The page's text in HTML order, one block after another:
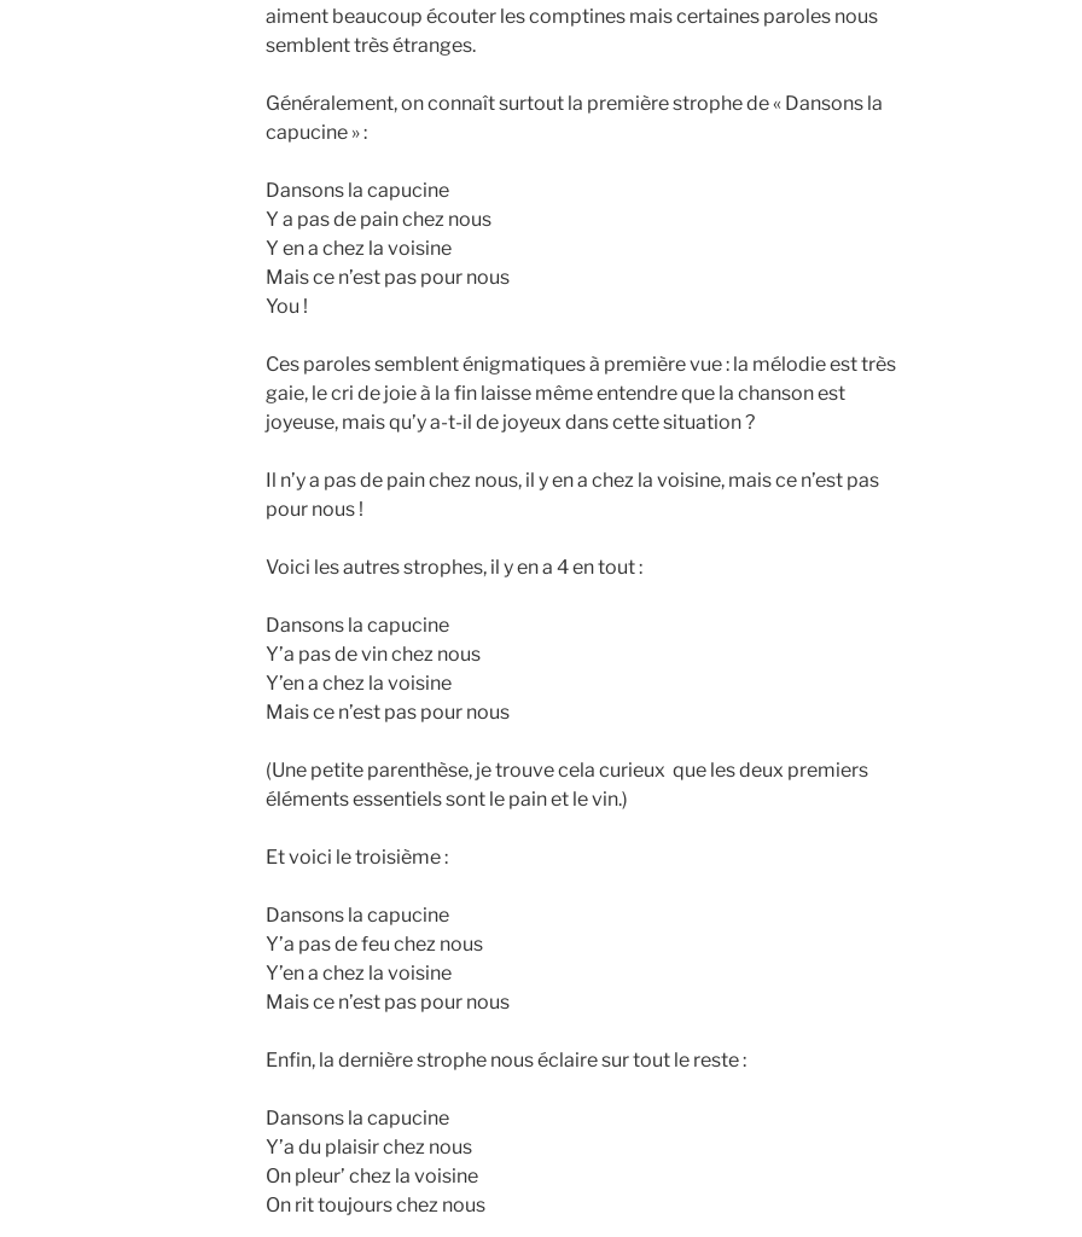
aiment beaucoup écouter les comptines mais certaines paroles nous
semblent très étranges.
Généralement, on connaît surtout la première strophe de « Dansons la
capucine » :
Dansons la capucine
Y a pas de pain chez nous
Y en a chez la voisine
Mais ce n’est pas pour nous
You !
Ces paroles semblent énigmatiques à première vue : la mélodie est très
gaie, le cri de joie à la fin laisse même entendre que la chanson est
joyeuse, mais qu’y a-t-il de joyeux dans cette situation ?
Il n’y a pas de pain chez nous, il y en a chez la voisine, mais ce n’est pas
pour nous !
Voici les autres strophes, il y en a 4 en tout :
Dansons la capucine
Y’a pas de vin chez nous
Y’en a chez la voisine
Mais ce n’est pas pour nous
(Une petite parenthèse, je trouve cela curieux que les deux premiers
éléments essentiels sont le pain et le vin.)
Et voici le troisième :
Dansons la capucine
Y’a pas de feu chez nous
Y’en a chez la voisine
Mais ce n’est pas pour nous
Enfin, la dernière strophe nous éclaire sur tout le reste :
Dansons la capucine
Y’a du plaisir chez nous
On pleur’ chez la voisine
On rit toujours chez nous